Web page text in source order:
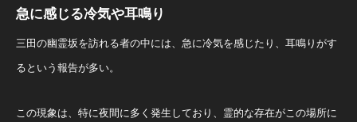
急に感じる冷気や耳鳴り
三田の幽霊坂を訪れる者の中には、急に冷気を感じたり、耳鳴りがす
るという報告が多い。
この現象は、特に夜間に多く発生しており、霊的な存在がこの場所に